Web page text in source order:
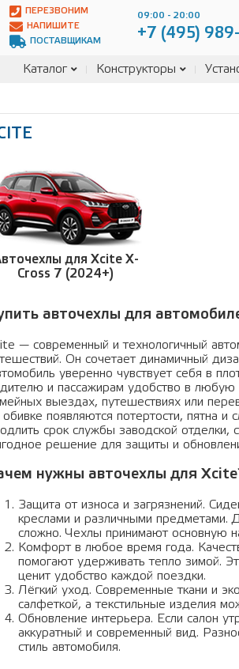
ПЕРЕЗВОНИМ
НАПИШИТЕ
ПОСТАВЩИКАМ
09:00 - 20:00
+7 (495)
Каталог Конструкторы
для Xcite X-
Cross 7 (2024+)
авточехлы для
— современный и технологичный
Он сочетает динамичный
уверенно чувствует себя в
и пассажирам удобство в любую
выездах, путешествиях или
обивке появляются потертости, пятна
срок службы заводской отделки,
решение для защиты и
нужны авточехлы для
Защита от износа и загрязнений.
креслами и различными предметами.
сложно. Чехлы принимают основную
Комфорт в любое время года.
помогают удерживать тепло зимой.
ценит удобство каждой поездки.
Лёгкий уход. Современные ткани и
салфеткой, а текстильные изделия
Обновление интерьера. Если салон
аккуратный и современный вид.
стиль автомобиля.